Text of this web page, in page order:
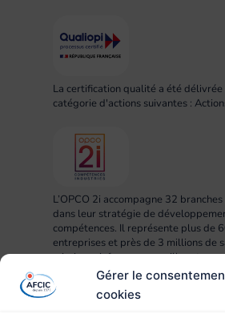
Gérer le
cookies
La certification qualité a été
catégorie d'actions suivantes :
L’OPCO 2i accompagne 32
dans leur stratégie de
compétences. Il représente plus de
entreprises et près de 3 millions de
missions : informer, conseiller et
mise en œuvre des projets RH,
formation et apprentissage.